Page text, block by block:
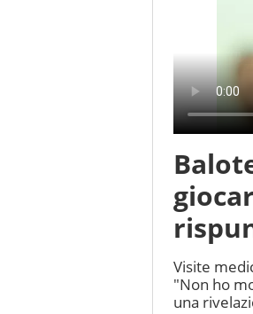
Visite
"Non ho
una